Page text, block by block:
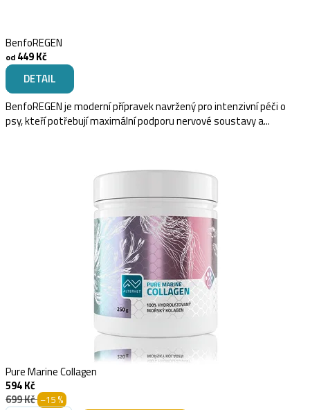
BenfoREGEN
od 449 Kč
DETAIL
BenfoREGEN je moderní přípravek navržený pro intenzivní péči o
psy, kteří potřebují maximální podporu nervové soustavy a...
Pure Marine Collagen
594 Kč
699 Kč –15 %